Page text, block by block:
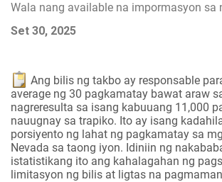
Wala nang available na impormasyon sa
Set 30, 2025
Ang bilis ng takbo ay responsable
average ng 30 pagkamatay bawat araw
nagreresulta sa isang kabuuang 11,000
nauugnay sa trapiko. Ito ay isang
porsiyento ng lahat ng pagkamatay sa
Nevada sa taong iyon. Idiniin ng
istatistikang ito ang kahalagahan ng
limitasyon ng bilis at ligtas na